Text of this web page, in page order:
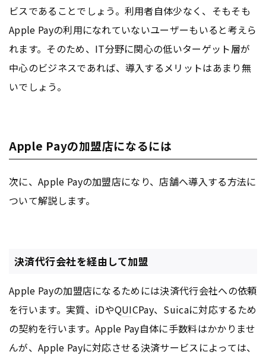
ビスであることでしょう。利用者自体少なく、そもそも
Apple Payの利用になれていないユーザーもいると考えら
れます。そのため、IT分野に関心の低いターゲット層が
中心のビジネスであれば、導入するメリットはあまり無
いでしょう。
Apple Payの加盟店になるには
次に、Apple Payの加盟店になり、店舗へ導入する方法に
ついて解説します。
決済代行会社を経由して加盟
Apple Payの加盟店になるためには決済代行会社への依頼
を行います。実質、iDやQUICPay、Suicaに対応するため
の契約を行います。Apple Pay自体に手数料はかかりませ
んが、Apple Payに対応させる決済サービスによっては、